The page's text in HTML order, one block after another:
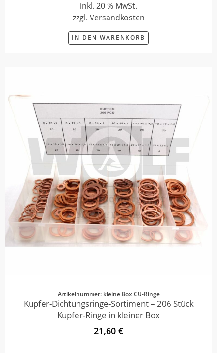
inkl. 20 % MwSt.
zzgl. Versandkosten
IN DEN WARENKORB
Artikelnummer: kleine Box CU-Ringe
Kupfer-Dichtungsringe-Sortiment – 206 Stück
Kupfer-Ringe in kleiner Box
21,60 €